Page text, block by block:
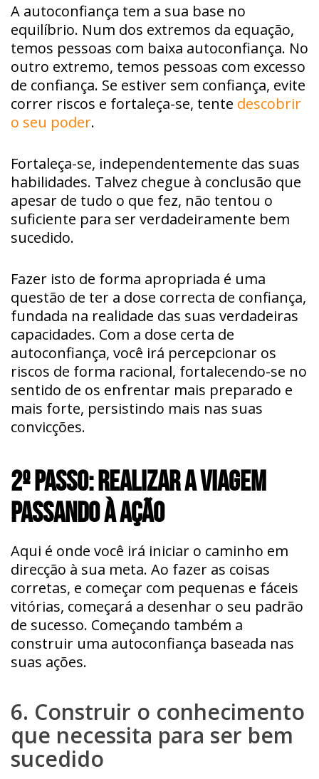
A autoconfiança tem a sua base no
equilíbrio. Num dos extremos da equação,
temos pessoas com baixa autoconfiança. No
outro extremo, temos pessoas com excesso
de confiança. Se estiver sem confiança, evite
correr riscos e fortaleça-se, tente descobrir
o seu poder.
Fortaleça-se, independentemente das suas
habilidades. Talvez chegue à conclusão que
apesar de tudo o que fez, não tentou o
suficiente para ser verdadeiramente bem
sucedido.
Fazer isto de forma apropriada é uma
questão de ter a dose correcta de confiança,
fundada na realidade das suas verdadeiras
capacidades. Com a dose certa de
autoconfiança, você irá percepcionar os
riscos de forma racional, fortalecendo-se no
sentido de os enfrentar mais preparado e
mais forte, persistindo mais nas suas
convicções.
2º PASSO: REALIZAR A VIAGEM
PASSANDO À AÇÃO
Aqui é onde você irá iniciar o caminho em
direcção à sua meta. Ao fazer as coisas
corretas, e começar com pequenas e fáceis
vitórias, começará a desenhar o seu padrão
de sucesso. Começando também a
construir uma autoconfiança baseada nas
suas ações.
6. Construir o conhecimento
que necessita para ser bem
sucedido